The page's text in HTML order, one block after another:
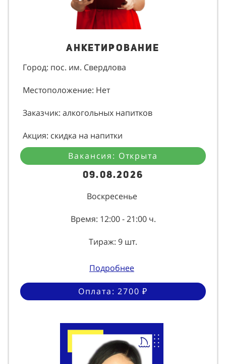
Анкетирование
Город: пос. им. Свердлова
Местоположение: Нет
Заказчик: алкогольных напитков
Акция: скидка на напитки
Вакансия: Открыта
09.08.2026
Воскресенье
Время: 12:00 - 21:00 ч.
Тираж: 9 шт.
Подробнее
Оплата: 2700 ₽